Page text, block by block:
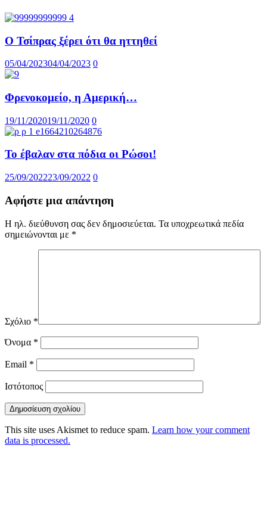
Ο Τσίπρας ξέρει ότι θα ηττηθεί
05/04/202304/04/2023 0
Φρενοκομείο, η Αμερική…
19/11/202019/11/2020 0
Το έβαλαν στα πόδια οι Ρώσοι!
25/09/202223/09/2022 0
Αφήστε μια απάντηση
Η ηλ. διεύθυνση σας δεν δημοσιεύεται. Τα υποχρεωτικά πεδία
σημειώνονται με *
Σχόλιο *
Όνομα *
Email *
Ιστότοπος
This site uses Akismet to reduce spam. Learn how your comment
data is processed.